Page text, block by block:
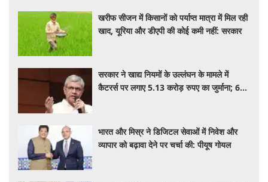
खरीफ सीजन में किसानों को पर्याप्त मात्रा में मिल रही
खाद, यूरिया और डीएपी की कोई कमी नहीं: सरकार
सरकार ने खाद्य नियमों के उल्लंघन के मामले में
कैटरर्स पर लगाए 5.13 करोड़ रुपए का जुर्माना; 6
भारत और मिस्र ने डिजिटल सेवाओं में निवेश और
व्यापार को बढ़ावा देने पर चर्चा की: पीयूष गोयल